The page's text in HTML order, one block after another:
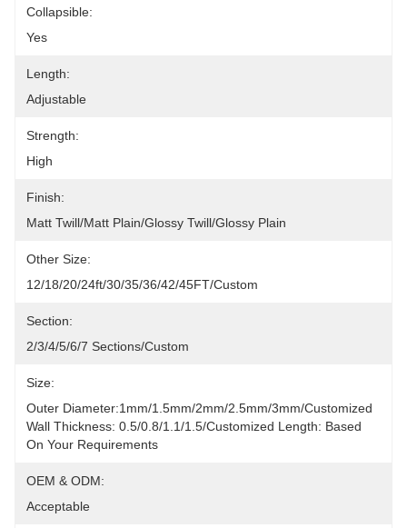
Collapsible:
Yes
Length:
Adjustable
Strength:
High
Finish:
Matt Twill/Matt Plain/Glossy Twill/Glossy Plain
Other Size:
12/18/20/24ft/30/35/36/42/45FT/custom
Section:
2/3/4/5/6/7 Sections/custom
Size:
Outer Diameter:1mm/1.5mm/2mm/2.5mm/3mm/customized
Wall Thickness: 0.5/0.8/1.1/1.5/customized Length: Based
On Your Requirements
OEM & ODM:
Acceptable